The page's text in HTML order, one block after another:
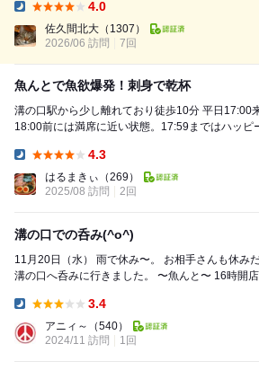
店しましたが、2時間制で奥の4席テーブルを用意
た。 早速、生ビール、レ...
4.0
佐久間北大 （1307）
2026/06 訪問
7回
魚んとで魚欲爆発！刺身で乾杯
溝の口駅から少し離れており徒歩10分 平日17:00来店。すでに先客2組
18:00前には満席に近い状態。17:59まではハッピーアワー • 生
4.3
はるまきぃ （269）
2025/08 訪問
2回
溝の口での呑み(^o^)
11月20日（水） 雨で休み〜。 お相手さんも休みだったので、久しぶりに
溝の口へ呑みに行きました。 〜魚んと〜 16時開店！ 一応予約しました。
3.4
アニィ～
（540）
2024/11 訪問
1回